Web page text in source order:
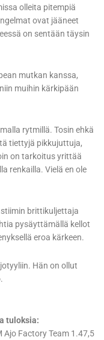
olleita pitempiä
ovat jääneet
on sentään täysin
mutkan kanssa,
muihin kärkipään
rytmillä. Tosin ehkä
tiettyjä pikkujuttuja,
on tarkoitus yrittää
renkailla. Vielä en ole
brittikuljettaja
pysäyttämällä kellot
eroa kärkeen.
Hän on ollut
tuloksia:
Ajo Factory Team 1.47,5